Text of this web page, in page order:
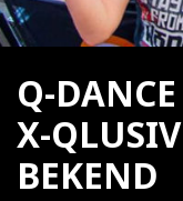
Q-
X-
BEKEND